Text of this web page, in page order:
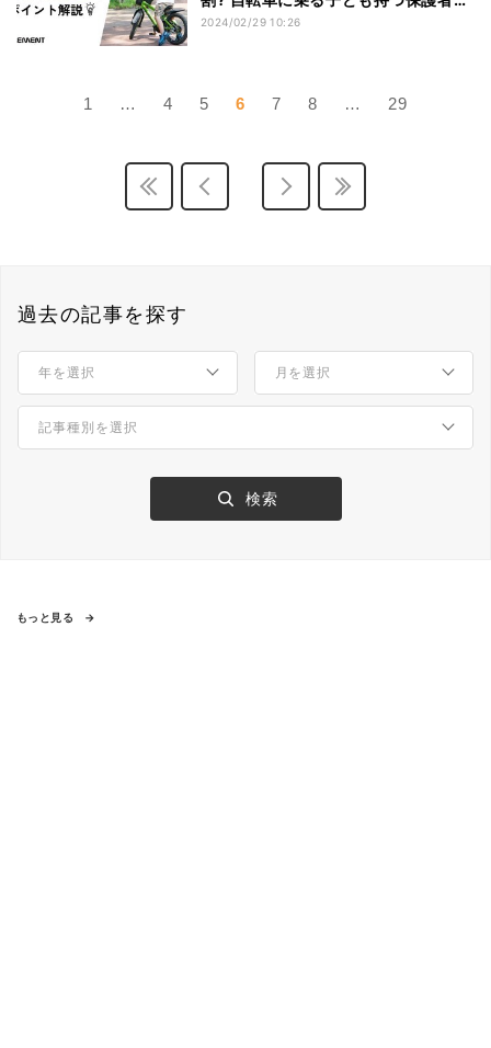
300人にアンケート実施
2024/02/29 10:26
1 … 4 5 6 7 8 … 29
過去の記事を探す
もっと見る